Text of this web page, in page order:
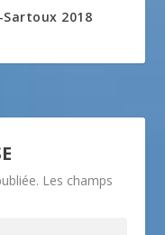
2018
Les champs